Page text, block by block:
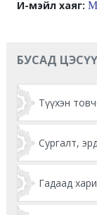
И-мэйл хаяг:
БУСАД
Түүхэн
Сургалт,
Гадаад